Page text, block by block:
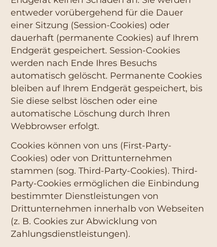
entweder vorübergehend für die Dauer
einer Sitzung (Session-Cookies) oder
dauerhaft (permanente Cookies) auf Ihrem
Endgerät gespeichert. Session-Cookies
werden nach Ende Ihres Besuchs
automatisch gelöscht. Permanente Cookies
bleiben auf Ihrem Endgerät gespeichert, bis
Sie diese selbst löschen oder eine
automatische Löschung durch Ihren
Webbrowser erfolgt.
Cookies können von uns (First-Party-
Cookies) oder von Drittunternehmen
stammen (sog. Third-Party-Cookies). Third-
Party-Cookies ermöglichen die Einbindung
bestimmter Dienstleistungen von
Drittunternehmen innerhalb von Webseiten
(z. B. Cookies zur Abwicklung von
Zahlungsdienstleistungen).